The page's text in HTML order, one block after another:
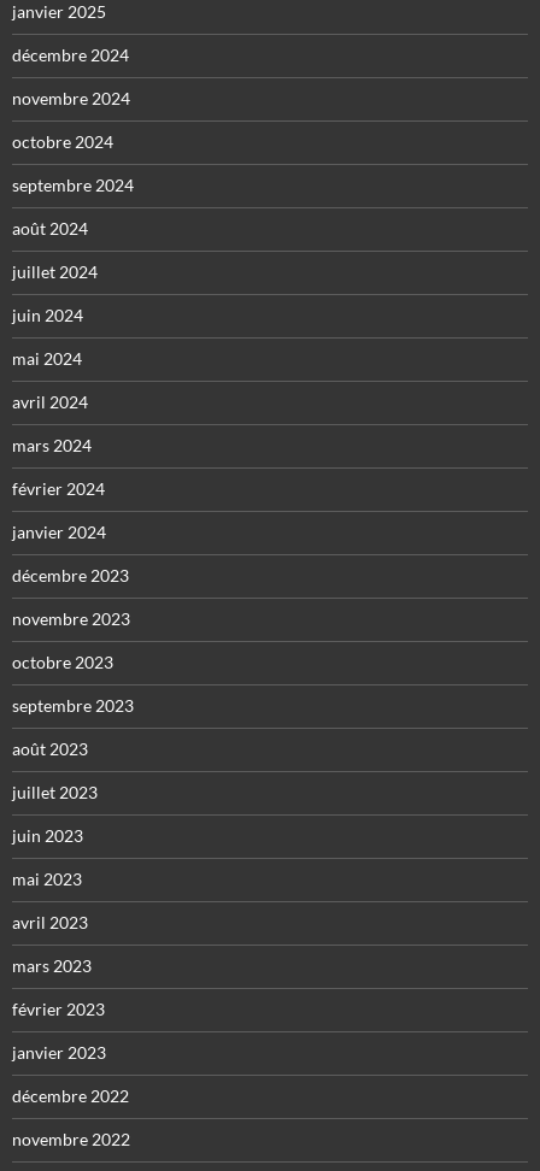
janvier 2025
décembre 2024
novembre 2024
octobre 2024
septembre 2024
août 2024
juillet 2024
juin 2024
mai 2024
avril 2024
mars 2024
février 2024
janvier 2024
décembre 2023
novembre 2023
octobre 2023
septembre 2023
août 2023
juillet 2023
juin 2023
mai 2023
avril 2023
mars 2023
février 2023
janvier 2023
décembre 2022
novembre 2022